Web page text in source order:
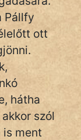
Pállfy
ott
hátha
szól
is ment